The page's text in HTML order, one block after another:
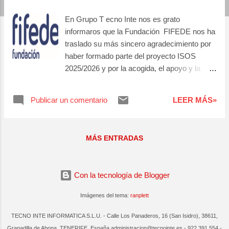
En Grupo T ecno Inte nos es grato
informaros que la Fundación FIFEDE nos ha
traslado su más sincero agradecimiento por
haber formado parte del proyecto ISOS
2025/2026 y por la acogida, el apoyo y la
prácticas. Gracias a su compromiso, han
avanzando en su camino profesional y
Asií mismo, nos comenta que ha sido un
placer contar con empresas como la nuestra,
también contribuyen activamente a crear
Publicar un comentario LEER MÁS»
MÁS ENTRADAS
Con la tecnología de Blogger
Imágenes del tema: ranplett
TECNO INTE INFORMATICA S.L.U. - Calle Los Panaderos, 16 (San Isidro), 38611,